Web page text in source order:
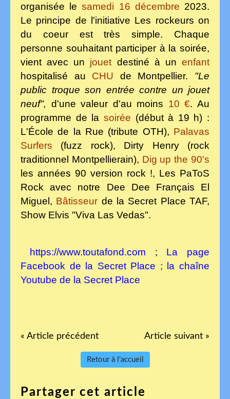
organisée lesamedi 16 décembre 2023.
Le principe de l'initiative Les rockeurs on
du coeur est très simple. Chaque
personne souhaitant participer à la soirée,
vient avec un jouet destiné à un enfant
hospitalisé au CHU de Montpellier. "Le
public troque son entrée contre un jouet
neuf", d'une valeur d'au moins 10 €. Au
programme de la soirée (début à 19 h) :
L'École de la Rue (tribute OTH), Palavas
Surfers (fuzz rock), Dirty Henry (rock
traditionnel Montpellierain), Dig up the 90's
les années 90 version rock !, Les PaToS
Rock avec notre Dee Dee Français El
Miguel, Bâtisseur de la Secret Place TAF,
Show Elvis "Viva Las Vedas".
https://www.toutafond.com ; La page
Facebook de la Secret Place ; la chaîne
Youtube de la Secret Place
« Article précédent Article suivant »
Retour à l'accueil
Partager cet article